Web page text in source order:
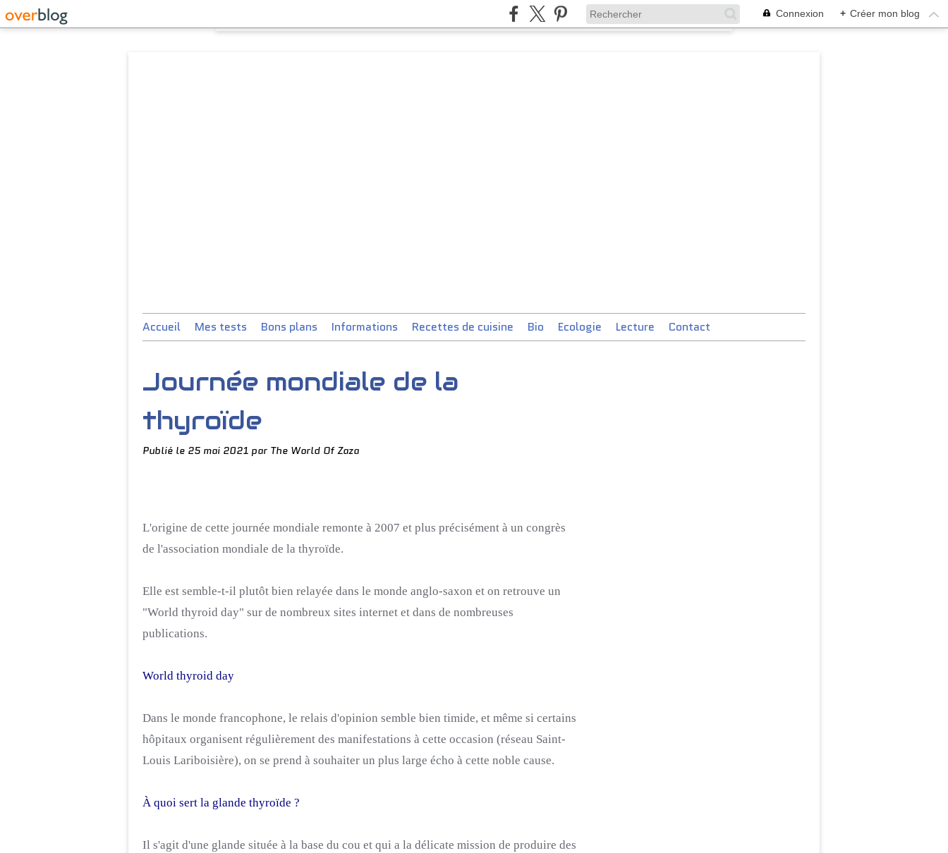
Connexion + Créer mon blog
Accueil Mes tests Bons plans Informations Recettes de cuisine Bio Ecologie Lecture Contact
Journée mondiale de la
thyroïde
Publié le 25 mai 2021 par The World Of Zaza
L'origine de cette journée mondiale remonte à 2007 et plus précisément à un congrès
de l'association mondiale de la thyroïde.
Elle est semble-t-il plutôt bien relayée dans le monde anglo-saxon et on retrouve un
"World thyroid day" sur de nombreux sites internet et dans de nombreuses
publications.
World thyroid day
Dans le monde francophone, le relais d'opinion semble bien timide, et même si certains
hôpitaux organisent régulièrement des manifestations à cette occasion (réseau Saint-
Louis Lariboisière), on se prend à souhaiter un plus large écho à cette noble cause.
À quoi sert la glande thyroïde ?
Il s'agit d'une glande située à la base du cou et qui a la délicate mission de produire des